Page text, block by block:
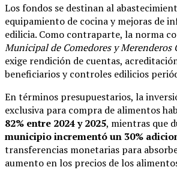
Los fondos se destinan al
equipamiento de cocina y mejoras de
edilicia. Como contraparte, la norma
Municipal de Comedores y Merenderos
exige rendición de cuentas,
beneficiarios y controles edilicios
En términos presupuestarios, la
exclusiva para compra de alimentos
82% entre 2024 y 2025, mientras que
municipio incrementó un 30%
transferencias monetarias para
aumento en los precios de los